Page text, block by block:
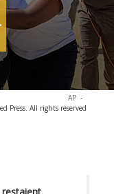
AP -
Press. All rights reserved